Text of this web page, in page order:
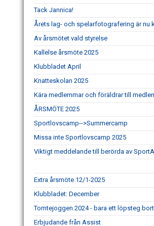
Tack Jannica!
Årets lag- och spelarfotografering är nu
Av årsmötet vald styrelse
Kallelse årsmöte 2025
Klubbladet April
Knatteskolan 2025
Kära medlemmar och föräldrar till
ÅRSMÖTE 2025
Sportlovscamp-->Summercamp
Missa inte Sportlovscamp 2025
Viktigt meddelande till berörda av
Extra årsmöte 12/1-2025
Klubbladet: December
Tomtejoggen 2024 - bara ett löpsteg bort
Erbjudande från Assist